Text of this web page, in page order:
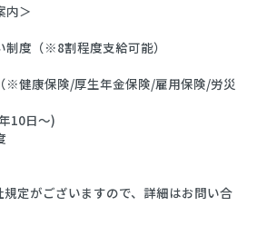
内＞
制度（※8割程度支給可能）
※健康保険/厚生年金保険/雇用保険/労災
10日～)
定がございますので、詳細はお問い合